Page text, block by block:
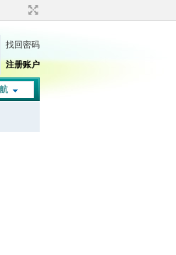
找回密码
注册账户